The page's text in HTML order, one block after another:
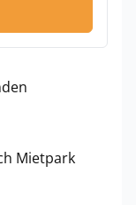
Mietpark